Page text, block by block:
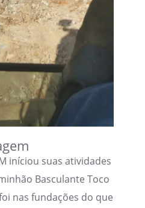
iníciou suas atividades
Basculante Toco
nas fundações do que